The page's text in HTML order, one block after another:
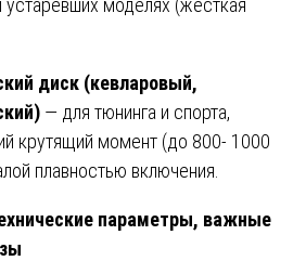
устаревших моделях (жёсткая
диск (кевларовый,
— для тюнинга и спорта,
крутящий момент (до 800- 1000
плавностью включения.
параметры, важные